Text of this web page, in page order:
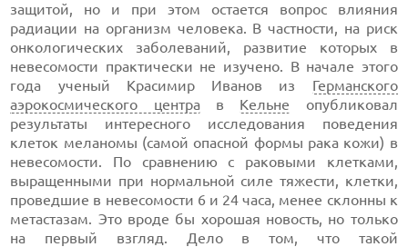
защитой, но и при этом остается вопрос влияния
радиации на организм человека. В частности, на риск
онкологических заболеваний, развитие которых в
невесомости практически не изучено. В начале этого
года ученый Красимир Иванов из Германского
аэрокосмического центрав Кельне опубликовал
результаты интересного исследования поведения
клеток меланомы (самой опасной формы рака кожи) в
невесомости. По сравнению с раковыми клетками,
выращенными при нормальной силе тяжести, клетки,
проведшие в невесомости 6 и 24 часа, менее склонны к
метастазам. Это вроде бы хорошая новость, но только
на первый взгляд. Дело в том, что такой